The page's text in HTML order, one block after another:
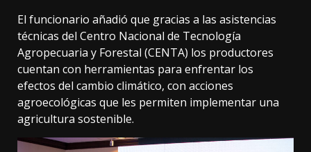
El funcionario añadió que gracias a las asistencias
técnicas del Centro Nacional de Tecnología
Agropecuaria y Forestal (CENTA) los productores
cuentan con herramientas para enfrentar los
efectos del cambio climático, con acciones
agroecológicas que les permiten implementar una
agricultura sostenible.